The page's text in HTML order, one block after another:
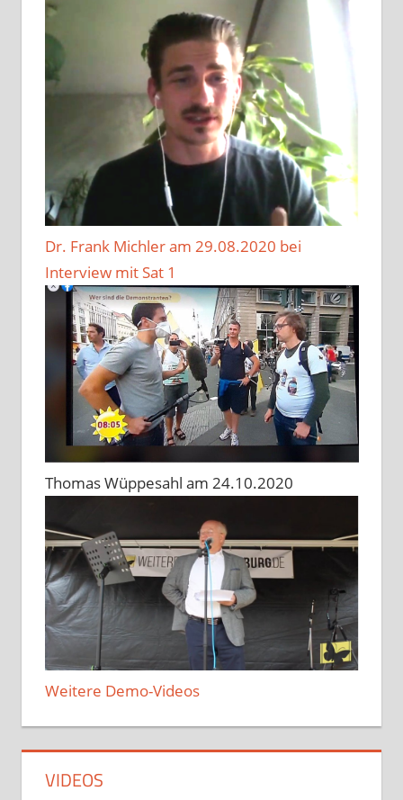
Dr. Frank Michler am 29.08.2020 bei
Interview mit Sat 1
Thomas Wüppesahl am 24.10.2020
Weitere Demo-Videos
VIDEOS